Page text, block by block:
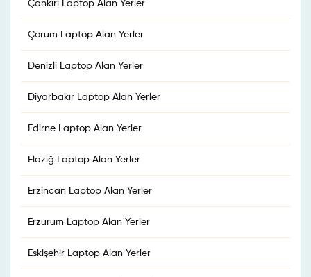
Çankırı Laptop Alan Yerler
Çorum Laptop Alan Yerler
Denizli Laptop Alan Yerler
Diyarbakır Laptop Alan Yerler
Edirne Laptop Alan Yerler
Elazığ Laptop Alan Yerler
Erzincan Laptop Alan Yerler
Erzurum Laptop Alan Yerler
Eskişehir Laptop Alan Yerler